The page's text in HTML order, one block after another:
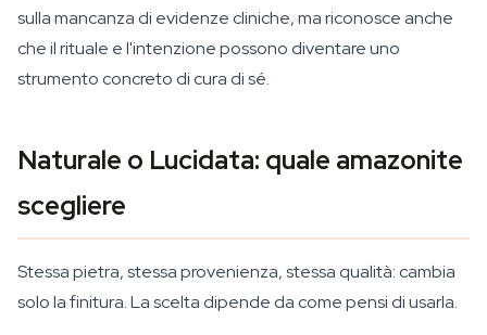
sulla mancanza di evidenze cliniche, ma riconosce anche
che il rituale e l'intenzione possono diventare uno
strumento concreto di cura di sé.
Naturale o Lucidata: quale amazonite
scegliere
Stessa pietra, stessa provenienza, stessa qualità: cambia
solo la finitura. La scelta dipende da come pensi di usarla.